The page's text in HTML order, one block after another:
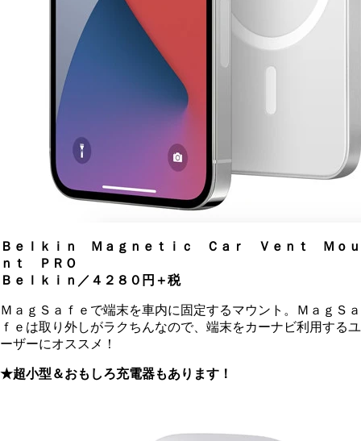
Ｂｅｌｋｉｎ Ｍａｇｎｅｔｉｃ Ｃａｒ Ｖｅｎｔ Ｍｏｕ
ｎｔ ＰＲＯ
Ｂｅｌｋｉｎ／４２８０円＋税
ＭａｇＳａｆｅで端末を車内に固定するマウント。ＭａｇＳａ
ｆｅは取り外しがラクちんなので、端末をカーナビ利用するユ
ーザーにオススメ！
★超小型＆おもしろ充電器もあります！